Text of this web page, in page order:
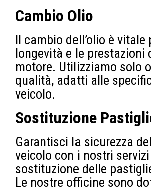
Cambio Olio
Il cambio dell’olio è vitale
longevità e le prestazioni
motore. Utilizziamo solo
qualità, adatti alle
veicolo.
Sostituzione
Garantisci la sicurezza
veicolo con i nostri
sostituzione delle
Le nostre officine sono